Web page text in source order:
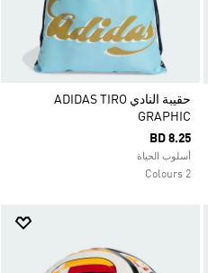
حقيبة النادي ADIDAS TIRO
GRAPHIC
BD 8.25
أسلوب الحياة
2 Colours